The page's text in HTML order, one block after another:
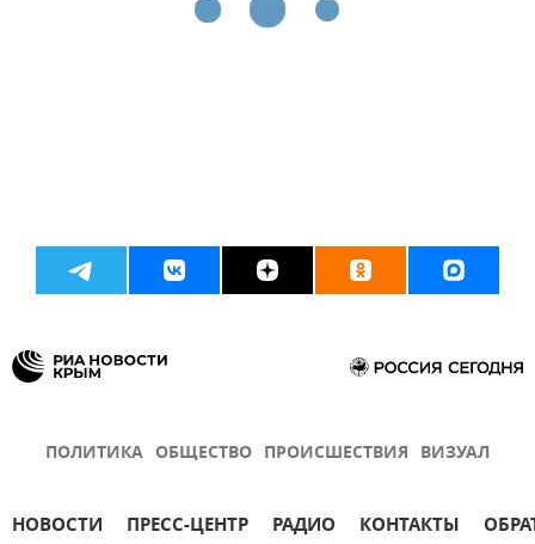
ПОЛИТИКА ОБЩЕСТВО ПРОИСШЕСТВИЯ ВИЗУАЛ
НОВОСТИ ПРЕСС-ЦЕНТР РАДИО КОНТАКТЫ